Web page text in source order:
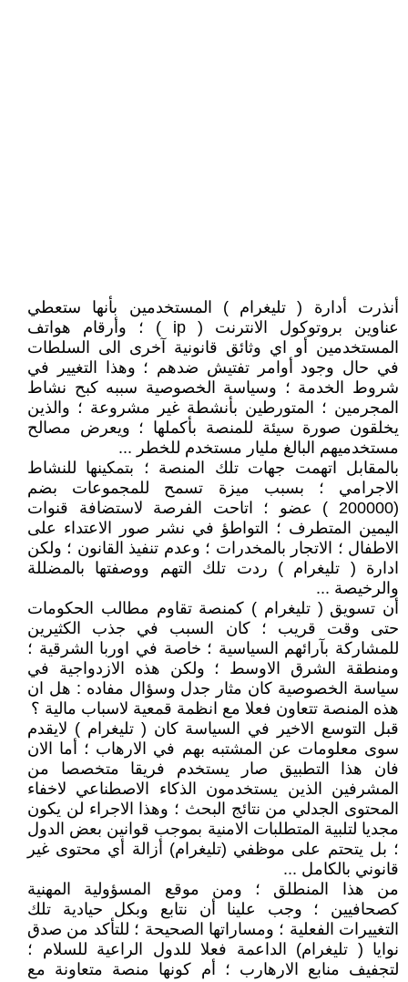
أنذرت أدارة ( تليغرام ) المستخدمين بأنها ستعطي
عناوين بروتوكول الانترنت ( ip ) ؛ وأرقام هواتف
المستخدمين أو اي وثائق قانونية آخرى الى السلطات
في حال وجود أوامر تفتيش ضدهم ؛ وهذا التغيير في
شروط الخدمة ؛ وسياسة الخصوصية سببه كبح نشاط
المجرمين ؛ المتورطين بأنشطة غير مشروعة ؛ والذين
يخلقون صورة سيئة للمنصة بأكملها ؛ ويعرض مصالح
مستخدميهم البالغ مليار مستخدم للخطر ...
بالمقابل اتهمت جهات تلك المنصة ؛ بتمكينها للنشاط
الاجرامي ؛ بسبب ميزة تسمح للمجموعات بضم
(200000 ) عضو ؛ اتاحت الفرصة لاستضافة قنوات
اليمين المتطرف ؛ التواطؤ في نشر صور الاعتداء على
الاطفال ؛ الاتجار بالمخدرات ؛ وعدم تنفيذ القانون ؛ ولكن
ادارة ( تليغرام ) ردت تلك التهم ووصفتها بالمضللة
والرخيصة ...
أن تسويق ( تليغرام ) كمنصة تقاوم مطالب الحكومات
حتى وقت قريب ؛ كان السبب في جذب الكثيرين
للمشاركة بآرائهم السياسية ؛ خاصة في اوربا الشرقية ؛
ومنطقة الشرق الاوسط ؛ ولكن هذه الازدواجية في
سياسة الخصوصية كان مثار جدل وسؤال مفاده : هل ان
هذه المنصة تتعاون فعلا مع انظمة قمعية لاسباب مالية ؟
قبل التوسع الاخير في السياسة كان ( تليغرام ) لايقدم
سوى معلومات عن المشتبه بهم في الارهاب ؛ أما الان
فان هذا التطبيق صار يستخدم فريقا متخصصا من
المشرفين الذين يستخدمون الذكاء الاصطناعي لاخفاء
المحتوى الجدلي من نتائج البحث ؛ وهذا الاجراء لن يكون
مجديا لتلبية المتطلبات الامنية بموجب قوانين بعض الدول
؛ بل يتحتم على موظفي (تليغرام) أزالة أي محتوى غير
قانوني بالكامل ...
من هذا المنطلق ؛ ومن موقع المسؤولية المهنية
كصحافيين ؛ وجب علينا أن نتابع وبكل حيادية تلك
التغييرات الفعلية ؛ ومساراتها الصحيحة ؛ للتأكد من صدق
نوايا ( تليغرام) الداعمة فعلا للدول الراعية للسلام ؛
لتجفيف منابع الارهارب ؛ أم كونها منصة متعاونة مع